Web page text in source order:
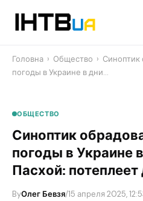
Головна › Общество › Синоптик
погоды в Украине в дни…
ОБЩЕСТВО
Синоптик
погоды в Украине
Пасхой: потеплеет
ByОлег Бевзя/15 апреля 2025,